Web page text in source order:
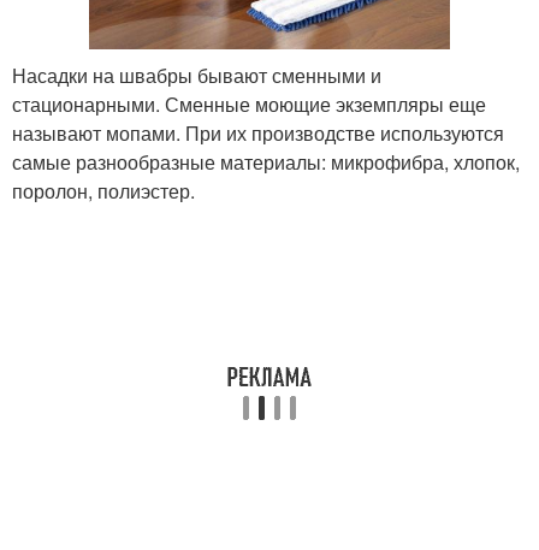
Насадки на швабры бывают сменными и
стационарными. Сменные моющие экземпляры еще
называют мопами. При их производстве используются
самые разнообразные материалы: микрофибра, хлопок,
поролон, полиэстер.